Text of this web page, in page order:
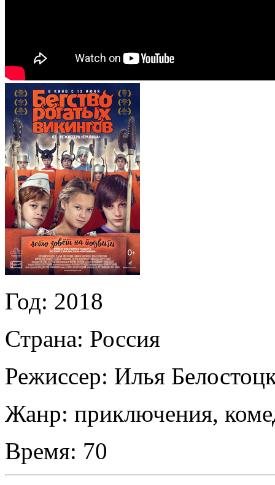
Год: 2018
Страна: Россия
Режиссер: Илья
Жанр: приключения,
Время: 70